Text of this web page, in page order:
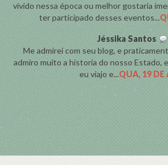
vivido nessa época ou melhor gostaria
ter participado desses eventos...
Jéssika Santos
Me admirei com seu blog, e
admiro muito a historia do nosso Estado,
eu viajo e...QUA, 19 DE